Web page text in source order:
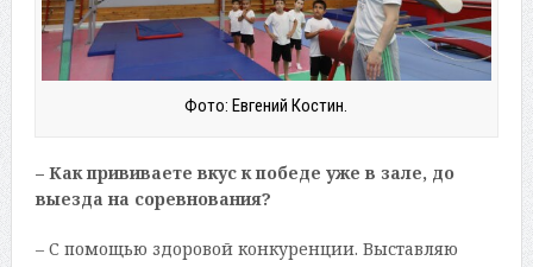
Фото: Евгений Костин.
– Как прививаете вкус к победе уже в зале, до
выезда на соревнования?
– С помощью здоровой конкуренции. Выставляю